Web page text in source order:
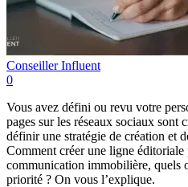
Conseiller Influent
0
Vous avez défini ou revu votre
pages sur les réseaux sociaux sont
définir une stratégie de création et
Comment créer une ligne éditoriale
communication immobilière, quels
priorité ? On vous l’explique.